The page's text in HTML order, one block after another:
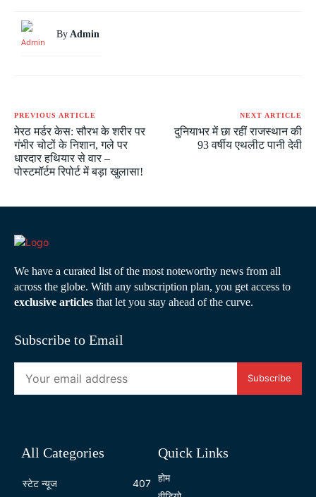
By Admin
PREVIOUS ARTICLE
मेरठ मर्डर केस: सौरभ के शरीर पर
गंभीर चोटों के निशान, गले पर
धारदार हथियार से वार –
पोस्टमॉर्टम रिपोर्ट में बड़ा खुलासा!
NEXT ARTICLE
दुनियाभर में छा रहीं राजस्थान की
93 वर्षीय एथलीट पानी देवी
We have a curated list of the most noteworthy news from all
across the globe. With any subscription plan, you get access to
exclusive articles that let you stay ahead of the curve.
Subscribe to Email
Subscribe
All Categories
स्टेट न्यूज 407
Quick Links
होम